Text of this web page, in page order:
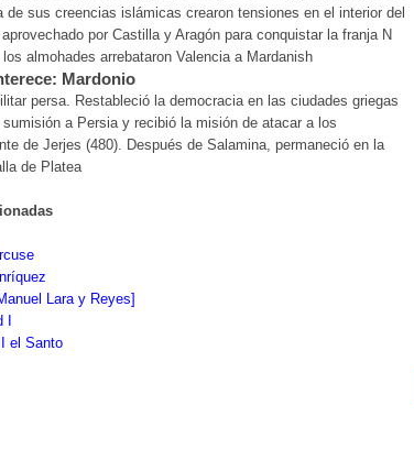
de sus creencias islámicas crearon tensiones en el interior del
por Castilla y Aragón para conquistar la franja N
almohades arrebataron Valencia a Mardanish
Mardonio
persa. Restableció la democracia en las ciudades griegas
a Persia y recibió la misión de atacar a los
de Jerjes (480). Después de Salamina, permaneció en la
de Platea
Lara y Reyes]
el Santo